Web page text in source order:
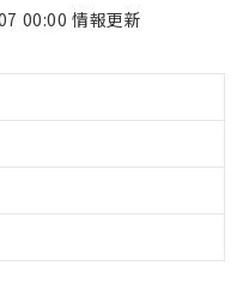
00:00 情報更新